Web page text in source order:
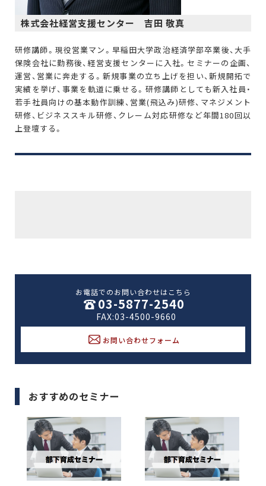
株式会社経営支援センター 吉田 敬真
研修講師。現役営業マン。早稲田大学政治経済学部卒業後、大手
保険会社に勤務後、経営支援センターに入社。セミナーの企画、
運営、営業に奔走する。新規事業の立ち上げを担い、新規開拓で
実績を挙げ、事業を軌道に乗せる。研修講師としても新入社員・
若手社員向けの基本動作訓練、営業(飛込み)研修、マネジメント
研修、ビジネススキル研修、クレーム対応研修など年間180回以
上登壇する。
お電話でのお問い合わせはこちら
03-5877-2540
FAX:03-4500-9660
お問い合わせフォーム
おすすめのセミナー